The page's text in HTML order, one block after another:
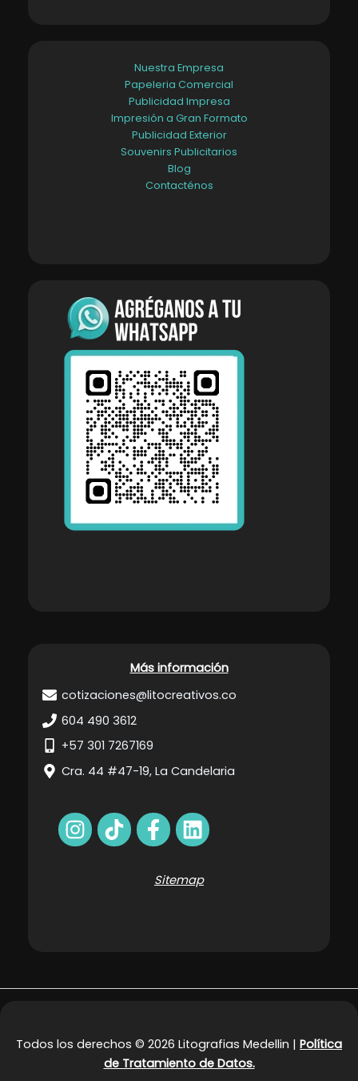
Nuestra Empresa
Papeleria Comercial
Publicidad Impresa
Impresión a Gran Formato
Publicidad Exterior
Souvenirs Publicitarios
Blog
Contacténos
Más información
cotizaciones@litocreativos.co
604 490 3612
+57 301 7267169
Cra. 44 #47-19, La Candelaria
Sitemap
Todos los derechos © 2026 Litografias Medellin | Política
de Tratamiento de Datos.